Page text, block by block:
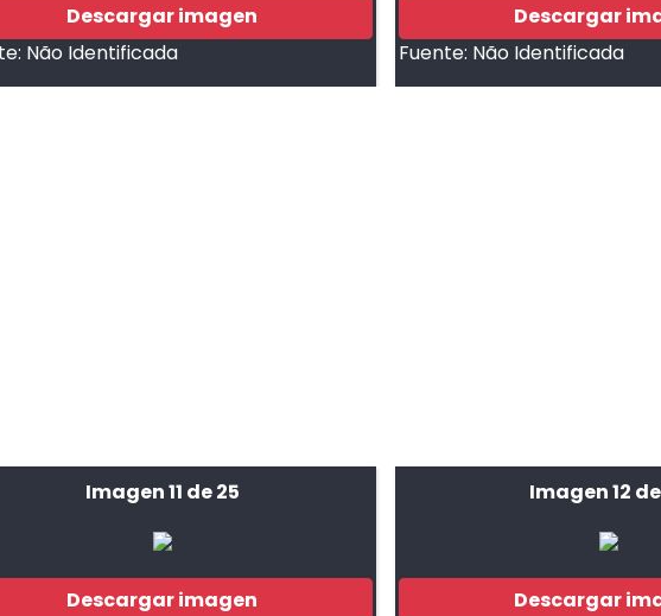
Descargar imagen
Não Identificada
Descargar
Fuente: Não Identificada
Imagen 11 de 25
Descargar imagen
Imagen 12
Descargar